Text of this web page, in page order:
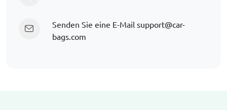
Senden Sie eine E-Mail support@car-
bags.com